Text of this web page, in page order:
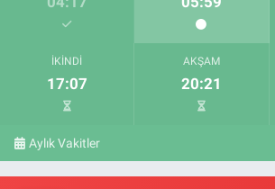
İKINDI
17:07
AKŞAM
20:21
Aylık Vakitler